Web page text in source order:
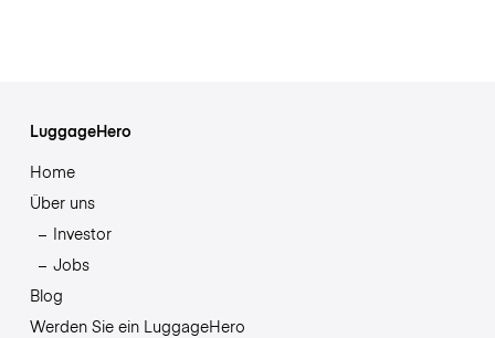
LuggageHero
Home
Über uns
Investor
Jobs
Blog
Werden Sie ein LuggageHero